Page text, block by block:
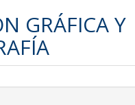
GRÁFICA Y